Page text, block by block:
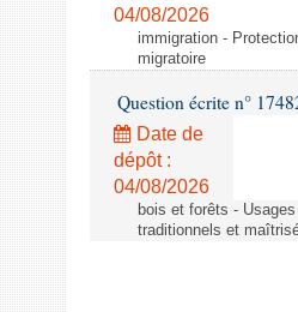
04/08/2026
immigration -
migratoire
Question écrite n°
Date de
dépôt :
04/08/2026
bois et forêts -
traditionnels et